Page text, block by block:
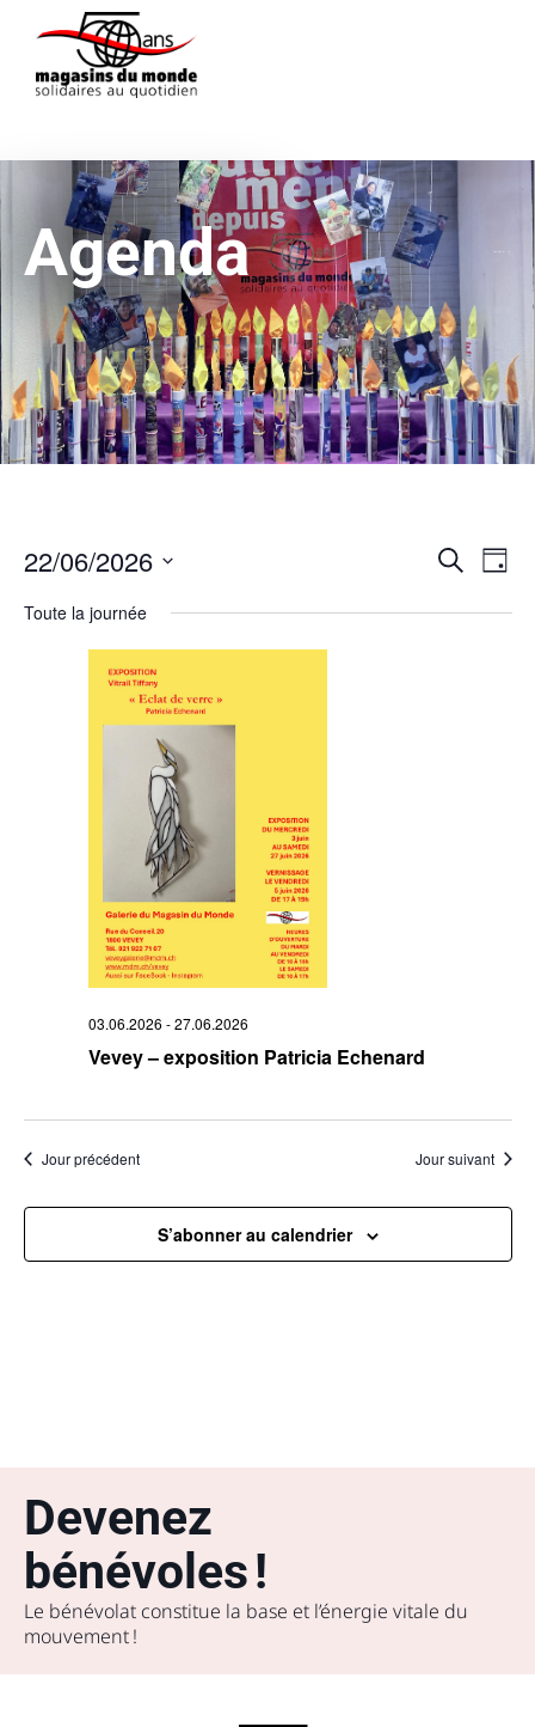
Agenda
et
Recherche
de
Jour
22/06/2026
une
date.
Toute la journée
03.06.2026 -27.06.2026
Vevey – exposition Patricia Echenard
Jour précédent Jour suivant
S’abonner au calendrier
Devenez
bénévoles !
Le bénévolat constitue la base et l’énergie vitale du
mouvement !